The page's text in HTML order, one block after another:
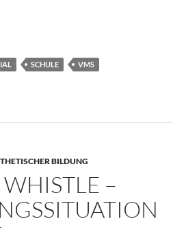
SCHULE
VMS
BILDUNG
–